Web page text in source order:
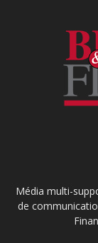
Média multi-
de